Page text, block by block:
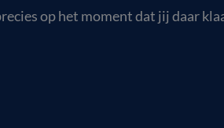
op het moment dat jij daar